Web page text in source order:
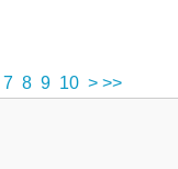
7 8 9 10 >>>